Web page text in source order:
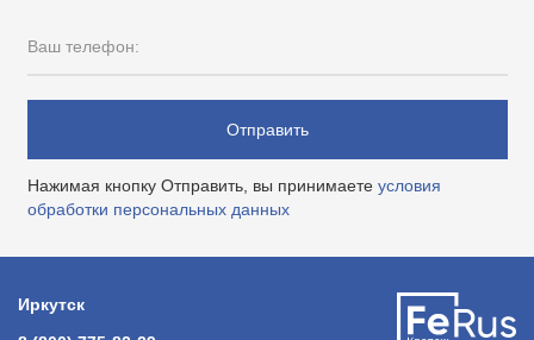
Ваш телефон:
Отправить
Нажимая кнопку Отправить, вы принимаете условия
обработки персональных данных
Иркутск